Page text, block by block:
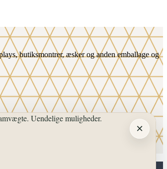
butiksmontrer, æsker og anden emballage og
×